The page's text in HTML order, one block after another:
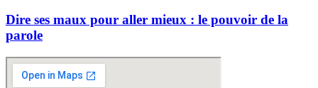
Dire ses maux pour aller mieux : le pouvoir de la
parole